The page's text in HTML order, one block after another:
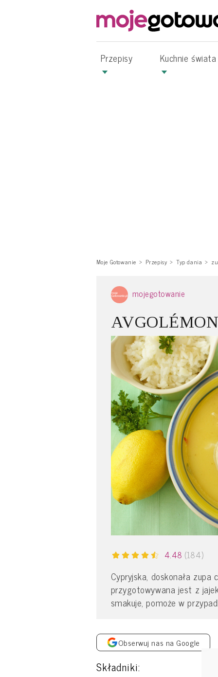
Przepisy Kuchnie świata
Moje Gotowanie Przepisy Typ dania
mojegotowanie
4.48 (184)
Cypryjska, doskonała zupa
przygotowywana jest z
smakuje, pomoże w
Obserwuj nas na Google
Składniki: